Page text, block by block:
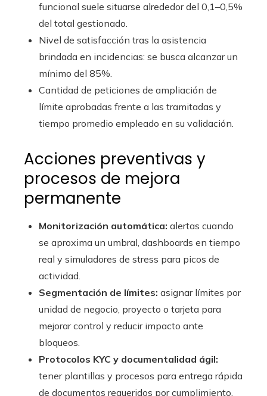
funcional suele situarse alrededor del 0,1–0,5%
del total gestionado.
Nivel de satisfacción tras la asistencia
brindada en incidencias: se busca alcanzar un
mínimo del 85%.
Cantidad de peticiones de ampliación de
límite aprobadas frente a las tramitadas y
tiempo promedio empleado en su validación.
Acciones preventivas y
procesos de mejora
permanente
Monitorización automática: alertas cuando
se aproxima un umbral, dashboards en tiempo
real y simuladores de stress para picos de
actividad.
Segmentación de límites: asignar límites por
unidad de negocio, proyecto o tarjeta para
mejorar control y reducir impacto ante
bloqueos.
Protocolos KYC y documentalidad ágil:
tener plantillas y procesos para entrega rápida
de documentos requeridos por cumplimiento.